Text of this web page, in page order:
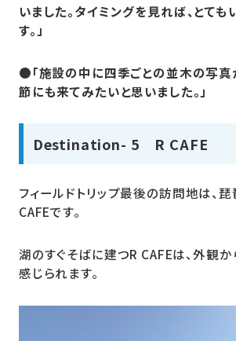
いました。タイミングを見れば、とて
す。」
●「施設の中に四季ごとの並木の写真
節にも来てみたいと思いました。」
Destination- 5 R CAFE
フィールドトリップ最後の訪問地は、
CAFEです。
湖のすぐそばに建つR CAFEは、外観
感じられます。